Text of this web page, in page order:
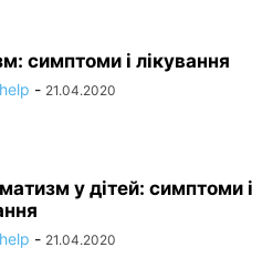
симптоми і лікування
- 21.04.2020
у дітей: симптоми і
- 21.04.2020